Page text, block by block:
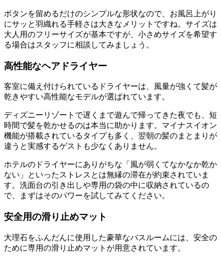
ボタンを留めるだけのシンプルな形状なので、お風呂上がり
にサッと羽織れる手軽さは大きなメリットですね。サイズは
大人用のフリーサイズが基本ですが、小さめサイズを希望す
る場合はスタッフに相談してみましょう。
高性能なヘアドライヤー
客室に備え付けられているドライヤーは、風量が強くて髪が
乾きやすい高性能なモデルが選ばれています。
ディズニーリゾートで遅くまで遊んで帰ってきた夜でも、短
時間で髪を乾かせるのは本当に助かります。マイナスイオン
機能が搭載されているタイプも多く、翌朝の髪のまとまりが
違うと実感するゲストも少なくありません。
ホテルのドライヤーにありがちな「風が弱くてなかなか乾か
ない」といったストレスとは無縁の滞在が約束されていま
す。洗面台の引き出しや専用の袋の中に収納されているの
で、まずはそのパワーを試してみてください。
安全用の滑り止めマット
大理石をふんだんに使用した豪華なバスルームには、安全の
ために専用の滑り止めマットが用意されています。